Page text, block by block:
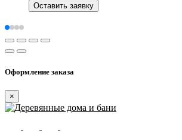
Оставить заявку
Оформление заказа
×